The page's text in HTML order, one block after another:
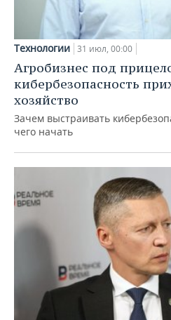
Технологии 31 июл, 00:00
Агробизнес под
кибербезопасность
хозяйство
Зачем выстраивать
чего начать